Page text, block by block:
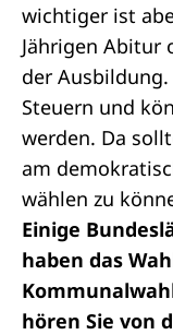
wichtiger ist
Jährigen Abitur
der Ausbildung.
Steuern und
werden. Da
am
wählen zu
Einige
haben das
hören Sie von